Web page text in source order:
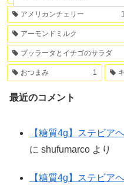
アメリカンチェリー 1
アーモンドミルク
ブッラータとイチゴのサラダ
おつまみ 1
最近のコメント
【糖質4g】ステビア
に shufumarco より
【糖質4g】ステビア